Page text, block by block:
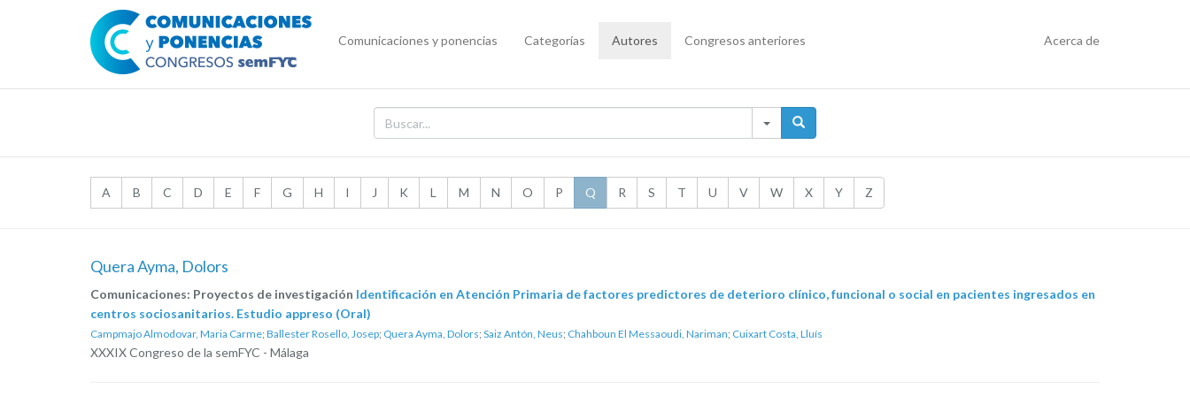
Comunicaciones y ponencias Categorías Autores Congresos anteriores Acerca de
A B C D E F G H I J K L M N O P Q R S T U V W X Y Z
Quera Ayma, Dolors
Comunicaciones: Proyectos de investigación Identificación en Atención Primaria de factores predictores de deterioro clínico, funcional o social en pacientes ingresados en
centros sociosanitarios. Estudio appreso (Oral)
Campmajo Almodovar, Maria Carme; Ballester Rosello, Josep; Quera Ayma, Dolors; Saiz Antón, Neus; Chahboun El Messaoudi, Nariman; Cuixart Costa, Lluís
XXXIX Congreso de la semFYC - Málaga